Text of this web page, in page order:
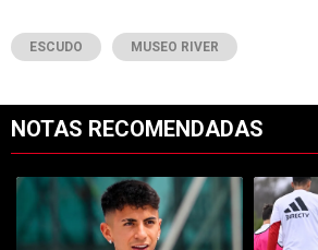
ESCUDO MUSEO RIVER
NOTAS RECOMENDADAS
Un artículo de tendencia con el títuloUn